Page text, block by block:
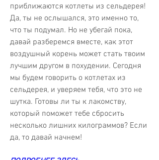
приближаются котлеты из сельдерея!
Да, ты не ослышался, это именно то,
что ты подумал. Но не убегай пока,
давай разберемся вместе, как этот
воздушный корень может стать твоим
лучшим другом в похудении. Сегодня
мы будем говорить о котлетах из
сельдерея, и уверяем тебя, что это не
шутка. Готовы ли ты к лакомству,
который поможет тебе сбросить
несколько лишних килограммов? Если
да, то давай начнем!